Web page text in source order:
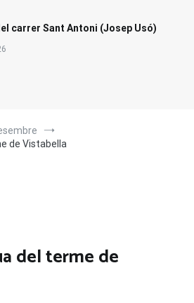
carrer Sant Antoni (Josep Usó)
de Vistabella
del terme de